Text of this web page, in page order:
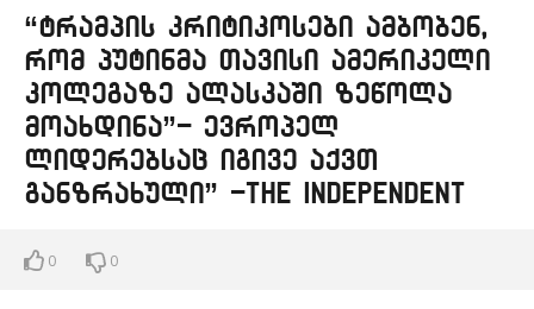
“ტრამპის კრიტიკოსები ამბობენ,
რომ პუტინმა თავისი ამერიკელი
კოლეგაზე ალასკაში ზეწოლა
მოახდინა”- ევროპელ
ლიდერებსაც იგივე აქვთ
განზრახული” -The Independent
0 0